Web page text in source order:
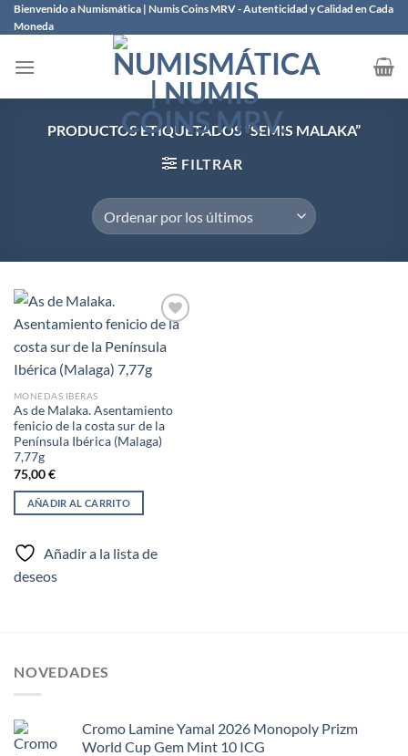
Saltar
al
Bienvenido a Numismática | Numis Coins MRV - Autenticidad y Calidad en Cada
Moneda
PRODUCTOS ETIQUETADOS “SEMIS MALAKA”
FILTRAR
deseos
MONEDAS IBERAS
As de Malaka. Asentamiento
fenicio de la costa sur de la
Península Ibérica (Malaga)
7,77g
75,00€
AÑADIR AL CARRITO
Añadir a la lista de
deseos
NOVEDADES
Cromo Lamine Yamal 2026 Monopoly Prizm
World Cup Gem Mint 10 ICG